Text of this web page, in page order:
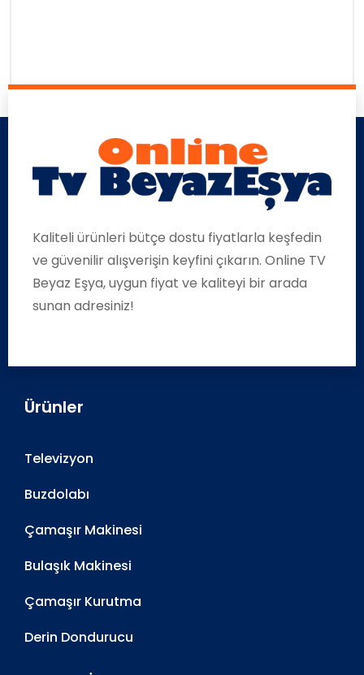
Kaliteli ürünleri bütçe dostu fiyatlarla keşfedin
ve güvenilir alışverişin keyfini çıkarın. Online TV
Beyaz Eşya, uygun fiyat ve kaliteyi bir arada
sunan adresiniz!
Ürünler
Televizyon
Buzdolabı
Çamaşır Makinesi
Bulaşık Makinesi
Çamaşır Kurutma
Derin Dondurucu